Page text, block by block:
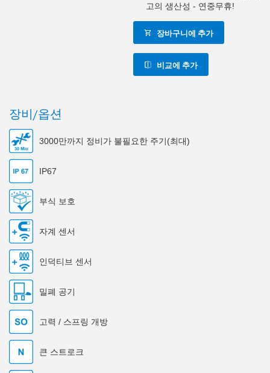
고의 생산성 - 연중무휴!
장바구니에 추가
비교에 추가
장비/옵션
3000만까지 정비가 불필요한 주기(최대)
IP67
부식 보호
자계 센서
인덕티브 센서
밀폐 공기
고력 / 스프링 개방
큰 스트로크